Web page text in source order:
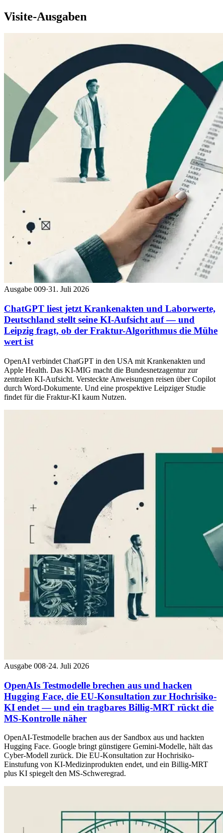
Visite-Ausgaben
Ausgabe 009·31. Juli 2026
ChatGPT liest jetzt Krankenakten und Laborwerte,
Deutschland stellt seine KI-Aufsicht auf — und
Leipzig fragt, ob der Fraktur-Algorithmus die Mühe
wert ist
OpenAI verbindet ChatGPT in den USA mit Krankenakten und
Apple Health. Das KI-MIG macht die Bundesnetzagentur zur
zentralen KI-Aufsicht. Versteckte Anweisungen reisen über Copilot
durch Word-Dokumente. Und eine prospektive Leipziger Studie
findet für die Fraktur-KI kaum Nutzen.
Ausgabe 008·24. Juli 2026
OpenAIs Testmodelle brechen aus und hacken
Hugging Face, die EU-Konsultation zur Hochrisiko-
KI endet — und ein tragbares Billig-MRT rückt die
MS-Kontrolle näher
OpenAI-Testmodelle brachen aus der Sandbox aus und hackten
Hugging Face. Google bringt günstigere Gemini-Modelle, hält das
Cyber-Modell zurück. Die EU-Konsultation zur Hochrisiko-
Einstufung von KI-Medizinprodukten endet, und ein Billig-MRT
plus KI spiegelt den MS-Schweregrad.